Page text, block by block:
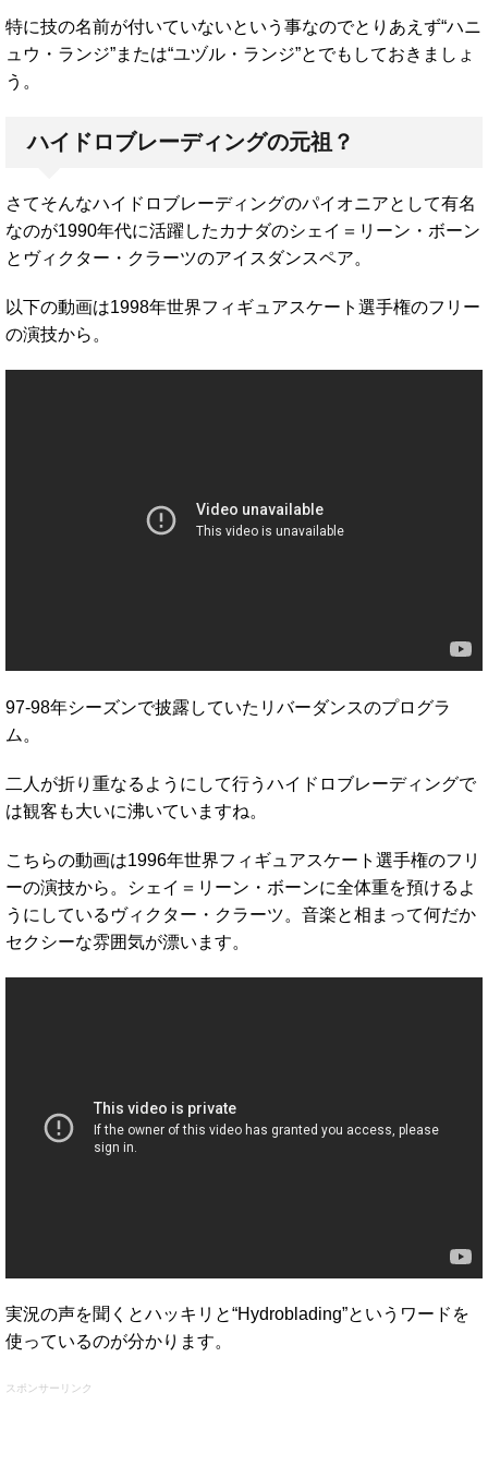
特に技の名前が付いていないという事なのでとりあえず“ハニ
ュウ・ランジ”または“ユヅル・ランジ”とでもしておきましょ
う。
ハイドロブレーディングの元祖？
さてそんなハイドロブレーディングのパイオニアとして有名
なのが1990年代に活躍したカナダのシェイ＝リーン・ボーン
とヴィクター・クラーツのアイスダンスペア。
以下の動画は1998年世界フィギュアスケート選手権のフリー
の演技から。
97-98年シーズンで披露していたリバーダンスのプログラ
ム。
二人が折り重なるようにして行うハイドロブレーディングで
は観客も大いに沸いていますね。
こちらの動画は1996年世界フィギュアスケート選手権のフリ
ーの演技から。シェイ＝リーン・ボーンに全体重を預けるよ
うにしているヴィクター・クラーツ。音楽と相まって何だか
セクシーな雰囲気が漂います。
実況の声を聞くとハッキリと“Hydroblading”というワードを
使っているのが分かります。
スポンサーリンク